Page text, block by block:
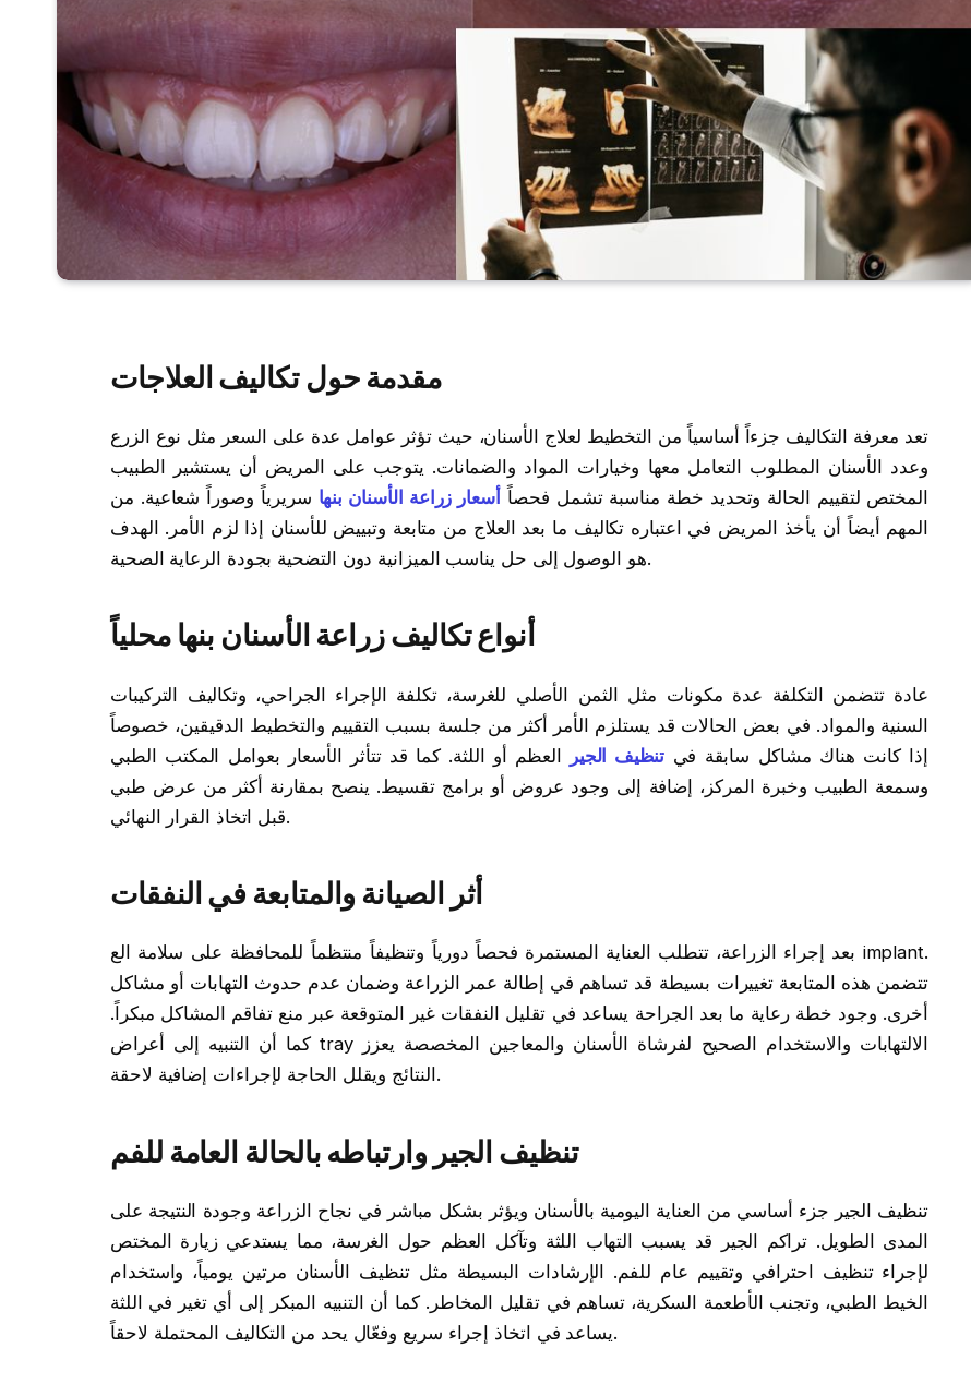
مقدمة حول تكاليف العلاجات
تعد معرفة التكاليف جزءاً أساسياً من التخطيط لعلاج الأسنان، حيث تؤثر عوامل عدة على السعر مثل نوع الزرع
وعدد الأسنان المطلوب التعامل معها وخيارات المواد والضمانات. يتوجب على المريض أن يستشير الطبيب
المختص لتقييم الحالة وتحديد خطة مناسبة تشمل فحصاًأسعار زراعة الأسنان بنها سريرياً وصوراً شعاعية. من
المهم أيضاً أن يأخذ المريض في اعتباره تكاليف ما بعد العلاج من متابعة وتبييض للأسنان إذا لزم الأمر. الهدف
هو الوصول إلى حل يناسب الميزانية دون التضحية بجودة الرعاية الصحية.
أنواع تكاليف زراعة الأسنان بنها محلياً
عادة تتضمن التكلفة عدة مكونات مثل الثمن الأصلي للغرسة، تكلفة الإجراء الجراحي، وتكاليف التركيبات
السنية والمواد. في بعض الحالات قد يستلزم الأمر أكثر من جلسة بسبب التقييم والتخطيط الدقيقين، خصوصاً
إذا كانت هناك مشاكل سابقة في تنظيف الجير
العظم أو اللثة. كما قد تتأثر الأسعار بعوامل المكتب الطبي
وسمعة الطبيب وخبرة المركز، إضافة إلى وجود عروض أو برامج تقسيط. ينصح بمقارنة أكثر من عرض طبي
قبل اتخاذ القرار النهائي.
أثر الصيانة والمتابعة في النفقات
بعد إجراء الزراعة، تتطلب العناية المستمرة فحصاً دورياً وتنظيفاً منتظماً للمحافظة على سلامة الع implant.
تتضمن هذه المتابعة تغييرات بسيطة قد تساهم في إطالة عمر الزراعة وضمان عدم حدوث التهابات أو مشاكل
أخرى. وجود خطة رعاية ما بعد الجراحة يساعد في تقليل النفقات غير المتوقعة عبر منع تفاقم المشاكل مبكراً.
كما أن التنبيه إلى أعراض tray الالتهابات والاستخدام الصحيح لفرشاة الأسنان والمعاجين المخصصة يعزز
النتائج ويقلل الحاجة لإجراءات إضافية لاحقة.
تنظيف الجير وارتباطه بالحالة العامة للفم
تنظيف الجير جزء أساسي من العناية اليومية بالأسنان ويؤثر بشكل مباشر في نجاح الزراعة وجودة النتيجة على
المدى الطويل. تراكم الجير قد يسبب التهاب اللثة وتآكل العظم حول الغرسة، مما يستدعي زيارة المختص
لإجراء تنظيف احترافي وتقييم عام للفم. الإرشادات البسيطة مثل تنظيف الأسنان مرتين يومياً، واستخدام
الخيط الطبي، وتجنب الأطعمة السكرية، تساهم في تقليل المخاطر. كما أن التنبيه المبكر إلى أي تغير في اللثة
يساعد في اتخاذ إجراء سريع وفعّال يحد من التكاليف المحتملة لاحقاً.